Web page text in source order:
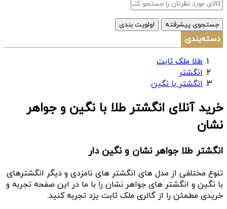
جستجوی پیشرفته اولویت بندی
دسته‌بندی:
طلا ملک ثابت
انگشتر
انگشتر با نگین
خرید آنلای انگشتر طلا با نگین و جواهر
نشان
انگشتر طلا جواهر نشان و نگین دار
تنوع مختلفی از مدل های انگشتر های نامزدی و دیگر انگشترهای
با نگین و انگشتر های جواهر نشان را با ما در این صفحه تجربه و
خریدی مطمئن را از گالری ملک ثابت یزد تجربه کنید.